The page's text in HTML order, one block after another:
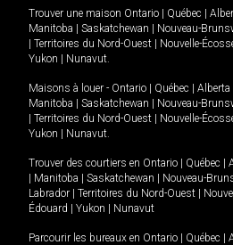
Trouver une maison Ontario Québec
Manitoba
Saskatchewan Nouveau-
Territoires du Nord-Ouest Nouvelle-
Yukon
Nunavut.
Maisons à louer - Ontario Québec Alberta
Manitoba
Saskatchewan Nouveau-
Territoires du Nord-Ouest Nouvelle-
Yukon
Nunavut.
Trouver des courtiers en Ontario Québec
Manitoba Saskatchewan Nouveau-
Labrador
Territoires du Nord-Ouest
Édouard
Yukon Nunavut
Parcourir les bureaux en Ontario Québec